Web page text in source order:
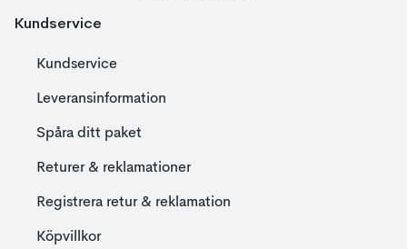
Kundservice
Kundservice
Leveransinformation
Spåra ditt paket
Returer & reklamationer
Registrera retur & reklamation
Köpvillkor